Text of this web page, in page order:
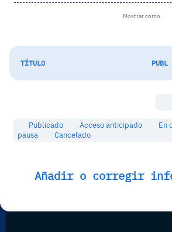
Mostrar como
TÍTULO PUBL
Publicado Acceso anticipado En
pausa
Cancelado
Añadir o corregir